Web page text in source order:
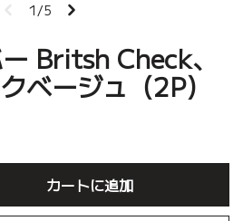
1/5
Britsh Check、
ベージュ（2P）
カートに追加